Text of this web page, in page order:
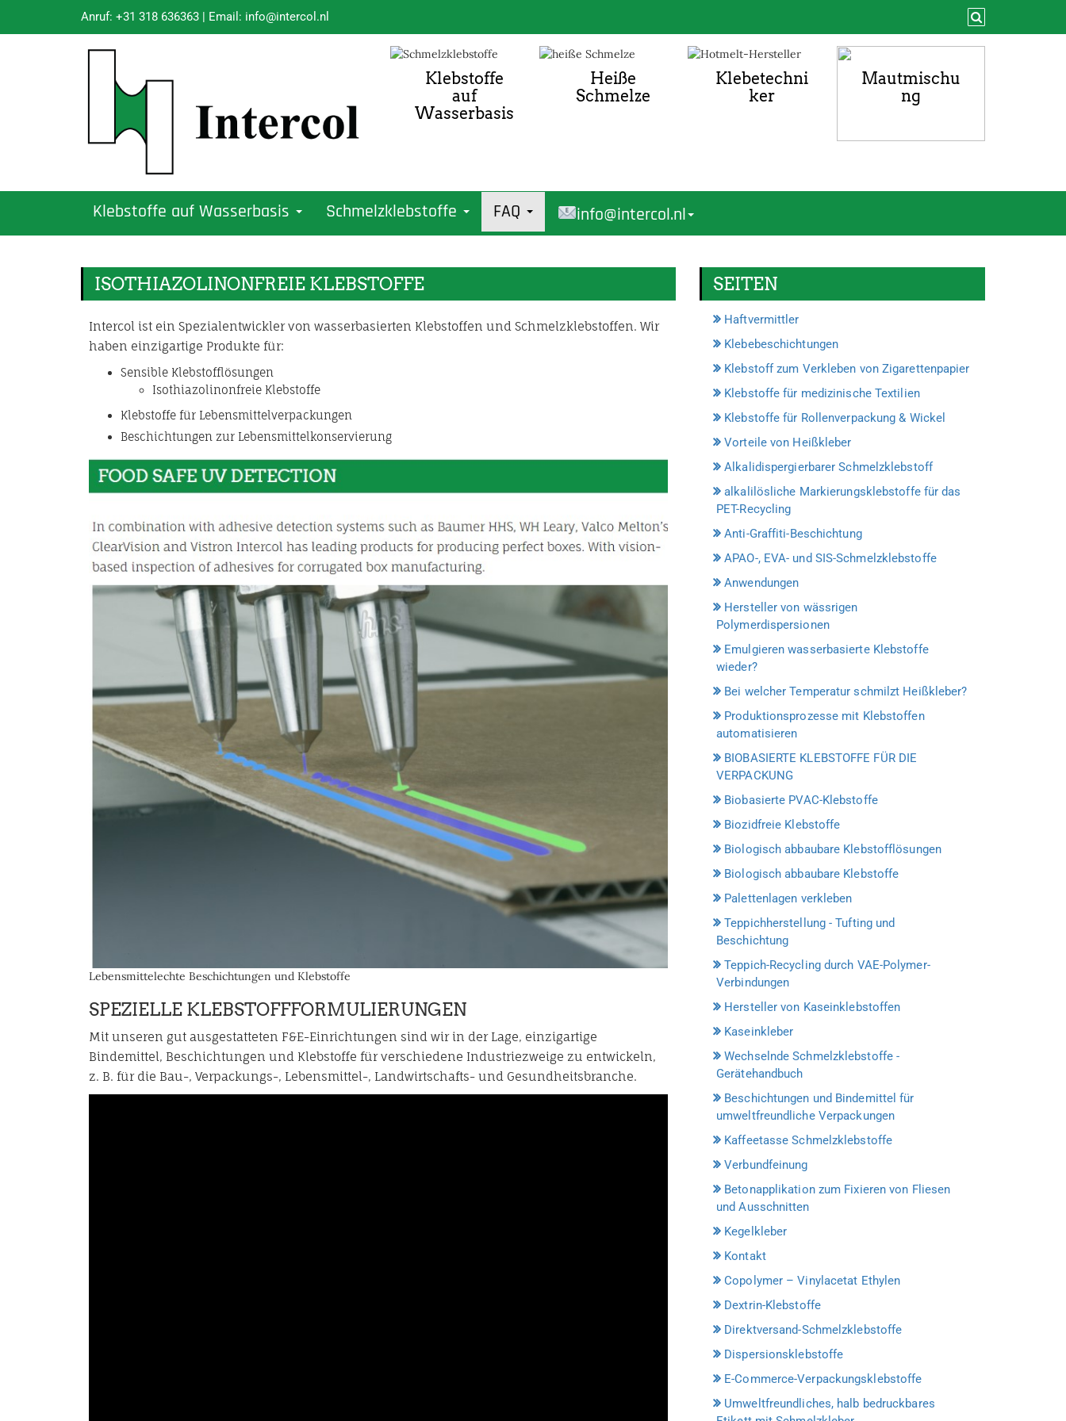
Anruf: +31 318 636363 | Email: info@intercol.nl
Klebstoffe
auf
Wasserbasis
Heiße
Schmelze
Klebetechni
ker
Mautmischu
ng
Klebstoffe auf Wasserbasis Schmelzklebstoffe FAQ info@intercol.nl
ISOTHIAZOLINONFREIE KLEBSTOFFE
Intercol ist ein Spezialentwickler von wasserbasierten Klebstoffen und Schmelzklebstoffen. Wir
haben einzigartige Produkte für:
Sensible Klebstofflösungen
Isothiazolinonfreie Klebstoffe
Klebstoffe für Lebensmittelverpackungen
Beschichtungen zur Lebensmittelkonservierung
Lebensmittelechte Beschichtungen und Klebstoffe
SPEZIELLE KLEBSTOFFFORMULIERUNGEN
Mit unseren gut ausgestatteten F&E-Einrichtungen sind wir in der Lage, einzigartige
Bindemittel, Beschichtungen und Klebstoffe für verschiedene Industriezweige zu entwickeln,
z. B. für die Bau-, Verpackungs-, Lebensmittel-, Landwirtschafts- und Gesundheitsbranche.
SEITEN
Haftvermittler
Klebebeschichtungen
Klebstoff zum Verkleben von Zigarettenpapier
Klebstoffe für medizinische Textilien
Klebstoffe für Rollenverpackung & Wickel
Vorteile von Heißkleber
Alkalidispergierbarer Schmelzklebstoff
alkalilösliche Markierungsklebstoffe für das
PET-Recycling
Anti-Graffiti-Beschichtung
APAO-, EVA- und SIS-Schmelzklebstoffe
Anwendungen
Hersteller von wässrigen
Polymerdispersionen
Emulgieren wasserbasierte Klebstoffe
wieder?
Bei welcher Temperatur schmilzt Heißkleber?
Produktionsprozesse mit Klebstoffen
automatisieren
BIOBASIERTE KLEBSTOFFE FÜR DIE
VERPACKUNG
Biobasierte PVAC-Klebstoffe
Biozidfreie Klebstoffe
Biologisch abbaubare Klebstofflösungen
Biologisch abbaubare Klebstoffe
Palettenlagen verkleben
Teppichherstellung - Tufting und
Beschichtung
Teppich-Recycling durch VAE-Polymer-
Verbindungen
Hersteller von Kaseinklebstoffen
Kaseinkleber
Wechselnde Schmelzklebstoffe -
Gerätehandbuch
Beschichtungen und Bindemittel für
umweltfreundliche Verpackungen
Kaffeetasse Schmelzklebstoffe
Verbundfeinung
Betonapplikation zum Fixieren von Fliesen
und Ausschnitten
Kegelkleber
Kontakt
Copolymer – Vinylacetat Ethylen
Dextrin-Klebstoffe
Direktversand-Schmelzklebstoffe
Dispersionsklebstoffe
E-Commerce-Verpackungsklebstoffe
Umweltfreundliches, halb bedruckbares